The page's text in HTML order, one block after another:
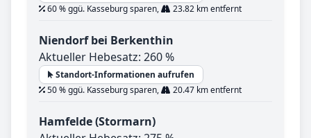
60 % ggü. Kasseburg sparen,
23.82 km entfernt
Niendorf bei Berkenthin
Aktueller Hebesatz: 260 %
Standort-Informationen aufrufen
50 % ggü. Kasseburg sparen,
20.47 km entfernt
Hamfelde (Stormarn)